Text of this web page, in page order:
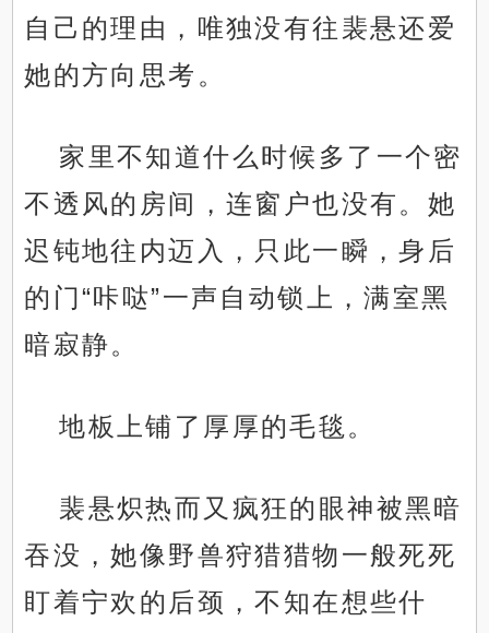
自己的理由，唯独没有往裴悬还爱
她的方向思考。
家里不知道什么时候多了一个密
不透风的房间，连窗户也没有。她
迟钝地往内迈入，只此一瞬，身后
的门“咔哒”一声自动锁上，满室黑
暗寂静。
地板上铺了厚厚的毛毯。
裴悬炽热而又疯狂的眼神被黑暗
吞没，她像野兽狩猎猎物一般死死
盯着宁欢的后颈，不知在想些什